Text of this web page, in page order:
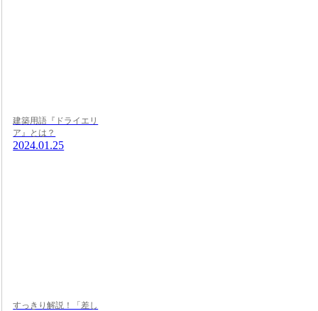
建築用語『ドライエリ
ア』とは？
2024.01.25
すっきり解説！「差し